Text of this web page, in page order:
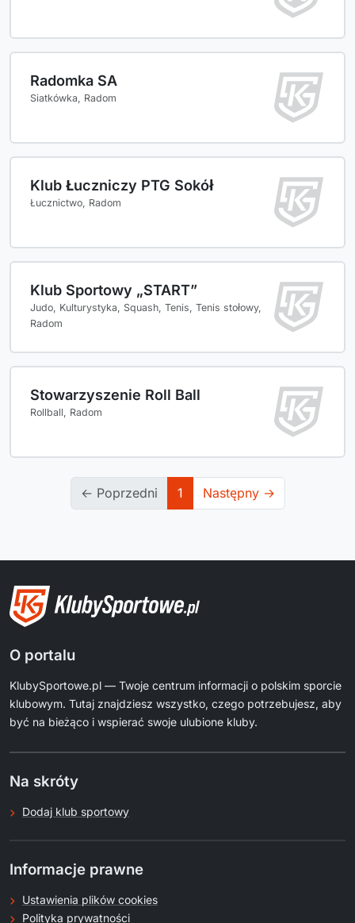
Radomka SA
Siatkówka, Radom
Klub Łuczniczy PTG Sokół
Łucznictwo, Radom
Klub Sportowy „START”
Judo, Kulturystyka, Squash, Tenis, Tenis stołowy,
Radom
Stowarzyszenie Roll Ball
Rollball, Radom
← Poprzedni 1 Następny →
O portalu
KlubySportowe.pl — Twoje centrum informacji o polskim sporcie
klubowym. Tutaj znajdziesz wszystko, czego potrzebujesz, aby
być na bieżąco i wspierać swoje ulubione kluby.
Na skróty
Dodaj klub sportowy
Informacje prawne
Ustawienia plików cookies
Polityka prywatności